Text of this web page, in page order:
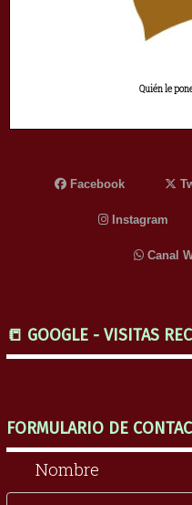
Quién le
Facebook
Instagram
Canal
📒 GOOGLE - VISITAS
FORMULARIO DE
Nombre